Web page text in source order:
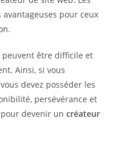
pour ceux
être difficile et
Ainsi, si vous
devez posséder les
persévérance et
pour devenir uncréateur